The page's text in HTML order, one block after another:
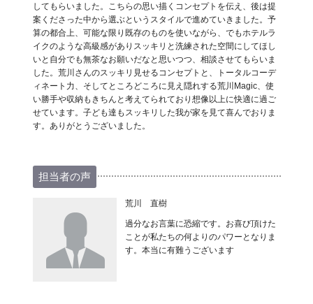
してもらいました。こちらの思い描くコンセプトを伝え、後は提
案くださった中から選ぶというスタイルで進めていきました。予
算の都合上、可能な限り既存のものを使いながら、でもホテルラ
イクのような高級感がありスッキリと洗練された空間にしてほし
いと自分でも無茶なお願いだなと思いつつ、相談させてもらいま
した。荒川さんのスッキリ見せるコンセプトと、トータルコーデ
ィネート力、そしてところどころに見え隠れする荒川Magic、使
い勝手や収納もきちんと考えてられており想像以上に快適に過ご
せています。子ども達もスッキリした我が家を見て喜んでおりま
す。ありがとうございました。
担当者の声
荒川 直樹
過分なお言葉に恐縮です。お喜び頂けた
ことが私たちの何よりのパワーとなりま
す。本当に有難うございます